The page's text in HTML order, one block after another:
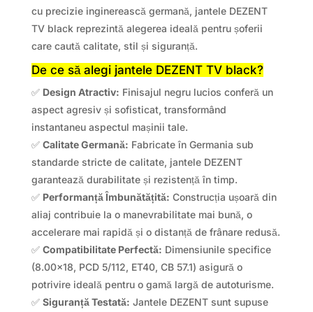
cu precizie inginerească germană, jantele DEZENT
TV black reprezintă alegerea ideală pentru șoferii
care caută calitate, stil și siguranță.
De ce să alegi jantele DEZENT TV black?
✅ Design Atractiv: Finisajul negru lucios conferă un
aspect agresiv și sofisticat, transformând
instantaneu aspectul mașinii tale.
✅ Calitate Germană: Fabricate în Germania sub
standarde stricte de calitate, jantele DEZENT
garantează durabilitate și rezistență în timp.
✅ Performanță Îmbunătățită: Construcția ușoară din
aliaj contribuie la o manevrabilitate mai bună, o
accelerare mai rapidă și o distanță de frânare redusă.
✅ Compatibilitate Perfectă: Dimensiunile specifice
(8.00×18, PCD 5/112, ET40, CB 57.1) asigură o
potrivire ideală pentru o gamă largă de autoturisme.
✅ Siguranță Testată: Jantele DEZENT sunt supuse